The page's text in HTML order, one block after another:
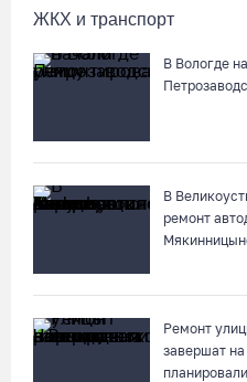
ЖКХ и транспорт
В Вологде
В
ремонт
Ремонт
завершат
планировали